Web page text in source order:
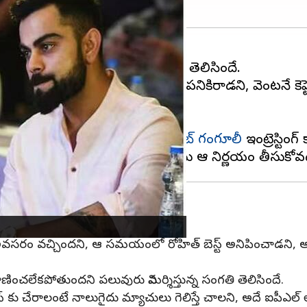
టీమిండియాఓడిపోయిన విషయం తెలిసిందే.
ఇక రోహిత్ టెస్టులకు పనికిరాడని,
బీసీసీఐ మాజీ అధ్యక్షుడు
సౌరబ్ గంగూలీ
అవసరం వచ్చిందని, ఆ సమయంలో రోహిత్ బెస్ట్
పలువురు విమర్శిస్తున్న సంగతి తెలిసిందే.
చేరాలంటే నాలుగైదు మ్యాచులు గెలిస్తే చాలని, అదే